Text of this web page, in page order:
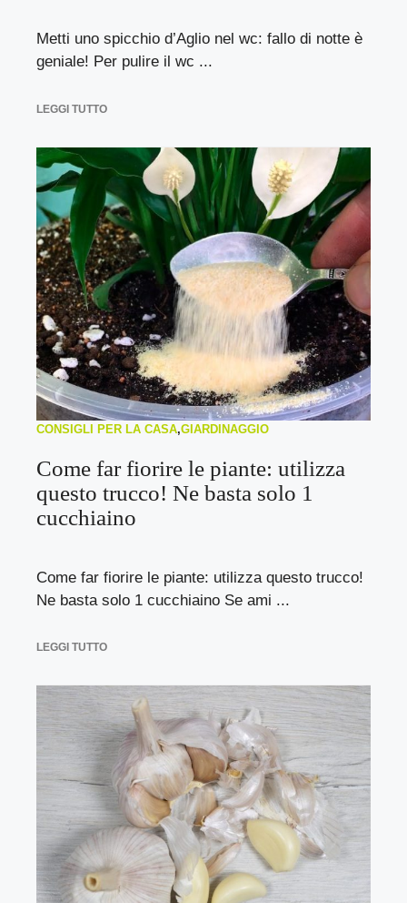
Metti uno spicchio d’Aglio nel wc: fallo di notte è
geniale! Per pulire il wc ...
LEGGI TUTTO
CONSIGLI PER LA CASA,GIARDINAGGIO
Come far fiorire le piante: utilizza
questo trucco! Ne basta solo 1
cucchiaino
Come far fiorire le piante: utilizza questo trucco!
Ne basta solo 1 cucchiaino Se ami ...
LEGGI TUTTO